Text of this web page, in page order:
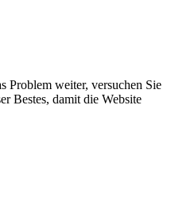
Problem weiter, versuchen Sie
Bestes, damit die Website